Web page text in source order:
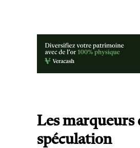
Les marqueurs
spéculation